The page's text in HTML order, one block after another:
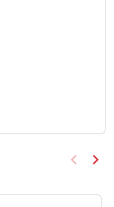
keyboard_arrow_left keyboard_arrow_right